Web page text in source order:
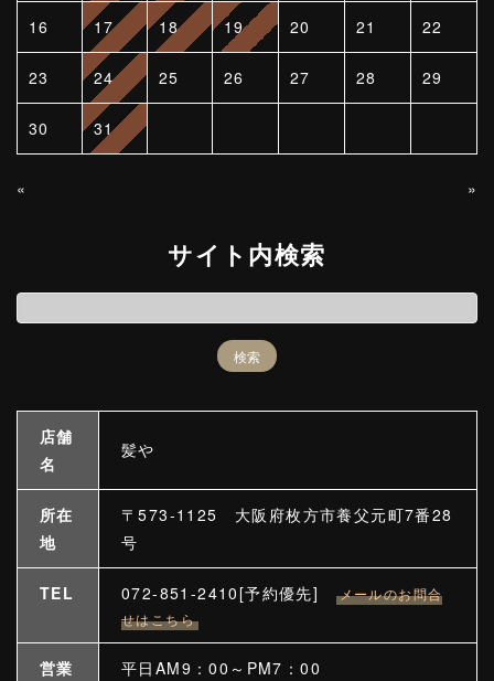
16 17 18 19 20 21 22
23 24 25 26 27 28 29
30 31
« »
サイト内検索
店舗
名
髪や
所在
地
〒573-1125 大阪府枚方市養父元町7番28
号
TEL 072-851-2410[予約優先]
メールのお問合
せはこちら
営業
平日AM9：00～PM7：00